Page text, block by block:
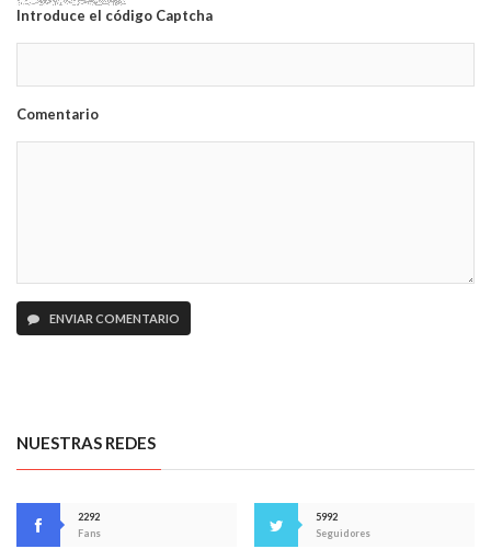
Introduce el código Captcha
Comentario
ENVIAR COMENTARIO
NUESTRAS REDES
2292
Fans
5992
Seguidores